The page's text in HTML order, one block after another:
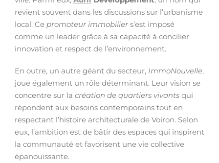
revient souvent dans les discussions sur l’urbanisme
local. Ce promoteur immobilier s’est imposé
comme un leader grâce à sa capacité à concilier
innovation et respect de l’environnement.
En outre, un autre géant du secteur, ImmoNouvelle,
joue également un rôle déterminant. Leur vision se
concentre sur la création de quartiers vivants qui
répondent aux besoins contemporains tout en
respectant l’histoire architecturale de Voiron. Selon
eux, l’ambition est de bâtir des espaces qui inspirent
la communauté et favorisent une vie collective
épanouissante.